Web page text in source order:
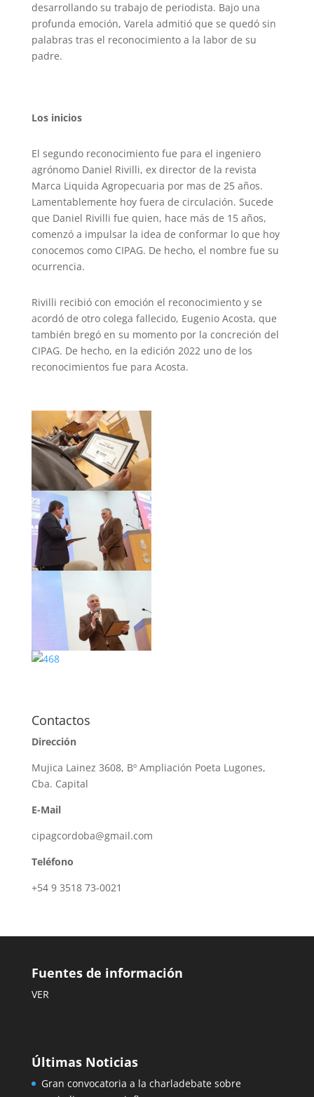
desarrollando su trabajo de periodista. Bajo una
profunda emoción, Varela admitió que se quedó sin
palabras tras el reconocimiento a la labor de su
padre.
Los inicios
El segundo reconocimiento fue para el ingeniero
agrónomo Daniel Rivilli, ex director de la revista
Marca Liquida Agropecuaria por mas de 25 años.
Lamentablemente hoy fuera de circulación. Sucede
que Daniel Rivilli fue quien, hace más de 15 años,
comenzó a impulsar la idea de conformar lo que hoy
conocemos como CIPAG. De hecho, el nombre fue su
ocurrencia.
Rivilli recibió con emoción el reconocimiento y se
acordó de otro colega fallecido, Eugenio Acosta, que
también bregó en su momento por la concreción del
CIPAG. De hecho, en la edición 2022 uno de los
reconocimientos fue para Acosta.
Contactos
Dirección
Mujica Lainez 3608, Bº Ampliación Poeta Lugones,
Cba. Capital
E-Mail
cipagcordoba@gmail.com
Teléfono
+54 9 3518 73-0021
Fuentes de información
VER
Últimas Noticias
Gran convocatoria a la charladebate sobre